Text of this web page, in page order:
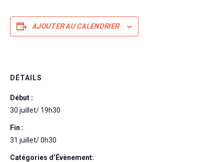
AJOUTER AU CALENDRIER
DÉTAILS
Début :
30 juillet/ 19h30
Fin :
31 juillet/ 0h30
Catégories d’Évènement: